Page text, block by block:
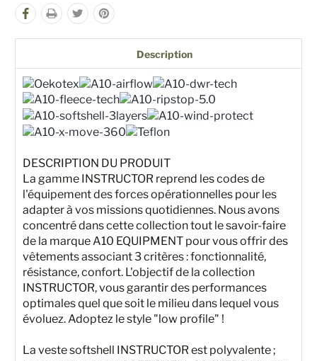
Description
DESCRIPTION DU PRODUIT
La gamme INSTRUCTOR reprend les codes de
l'équipement des forces opérationnelles pour les
adapter à vos missions quotidiennes. Nous avons
concentré dans cette collection tout le savoir-faire
de la marque A10 EQUIPMENT pour vous offrir des
vêtements associant 3 critères : fonctionnalité,
résistance, confort. L'objectif de la collection
INSTRUCTOR, vous garantir des performances
optimales quel que soit le milieu dans lequel vous
évoluez. Adoptez le style "low profile" !
La veste softshell INSTRUCTOR est polyvalente ;